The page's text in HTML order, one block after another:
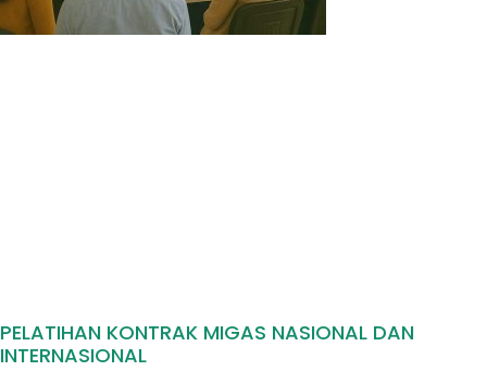
PELATIHAN KONTRAK MIGAS NASIONAL DAN
INTERNASIONAL